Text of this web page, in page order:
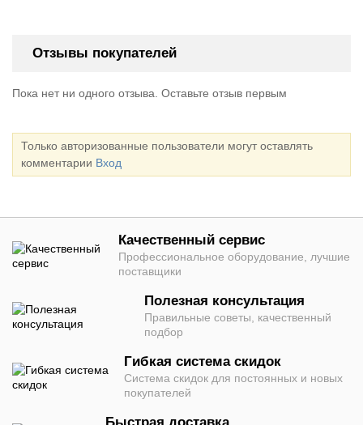
Отзывы покупателей
Пока нет ни одного отзыва. Оставьте отзыв первым
Только авторизованные пользователи могут оставлять
комментарии Вход
Качественный сервис
Профессиональное оборудование, лучшие
поставщики
Полезная консультация
Правильные советы, качественный
подбор
Гибкая система скидок
Система скидок для постоянных и новых
покупателей
Быстрая доставка